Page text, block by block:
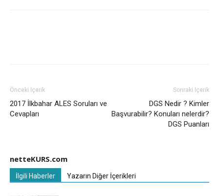
Önceki İçerik
2017 İlkbahar ALES Soruları ve
Cevapları
Sonraki İçerik
DGS Nedir ? Kimler
Başvurabilir? Konuları nelerdir?
DGS Puanları
netteKURS.com
İlgili Haberler Yazarın Diğer İçerikleri